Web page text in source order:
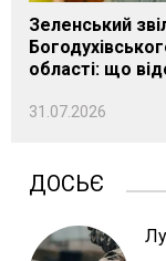
Зеленський
області: що
31.07.2026
ДОСЬЄ